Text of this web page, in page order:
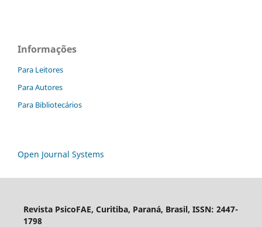
Informações
Para Leitores
Para Autores
Para Bibliotecários
Open Journal Systems
Revista PsicoFAE, Curitiba, Paraná, Brasil, ISSN: 2447-
1798